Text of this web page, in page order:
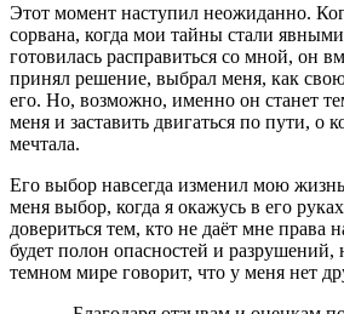
Этот момент наступил неожиданно.
сорвана, когда мои тайны стали
готовилась расправиться со мной, он
принял решение, выбрал меня, как
его. Но, возможно, именно он станет
меня и заставить двигаться по пути, о
мечтала.
Его выбор навсегда изменил мою
меня выбор, когда я окажусь в его
довериться тем, кто не даёт мне права
будет полон опасностей и разрушений,
темном мире говорит, что у меня нет